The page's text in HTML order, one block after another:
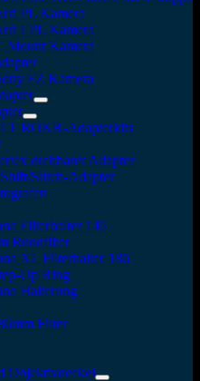
PL Kamera
LPL Kamera
Mount Kamera
FZ Kamera
ROKR-Adapterkits
drehbarer Adapter
Stitch-Adapter
Filterhalter 145
Rundfilter
XL Filterhalter 186
Up Ring
Halterung
Filter
Objektivdeckel